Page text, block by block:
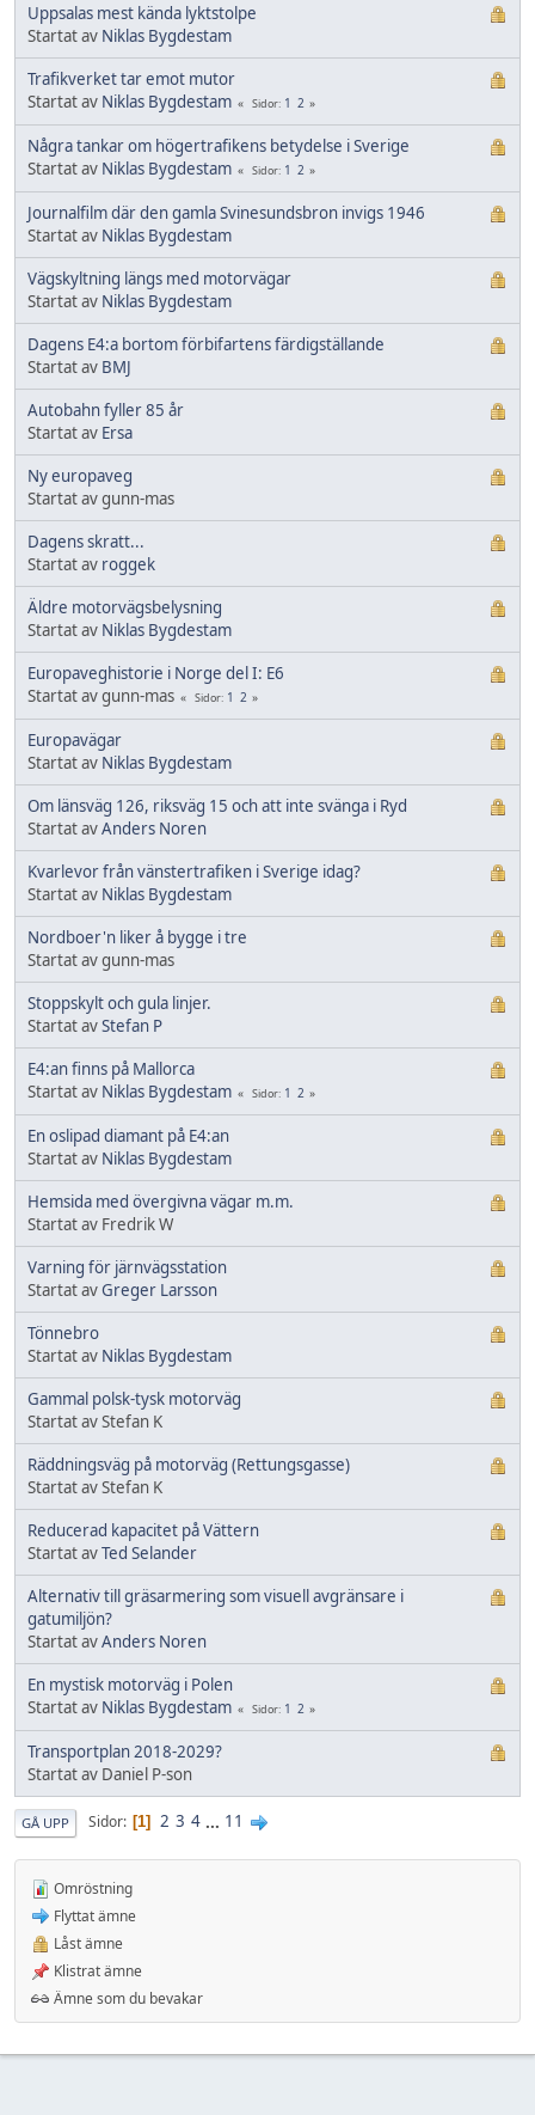
Uppsalas mest kända lyktstolpe
Startat av Niklas Bygdestam
Trafikverket tar emot mutor
Startat av Niklas Bygdestam Sidor 1 2
Några tankar om högertrafikens betydelse i Sverige
Startat av Niklas Bygdestam Sidor 1 2
Journalfilm där den gamla Svinesundsbron invigs 1946
Startat av Niklas Bygdestam
Vägskyltning längs med motorvägar
Startat av Niklas Bygdestam
Dagens E4:a bortom förbifartens färdigställande
Startat av BMJ
Autobahn fyller 85 år
Startat av Ersa
Ny europaveg
Startat av gunn-mas
Dagens skratt...
Startat av roggek
Äldre motorvägsbelysning
Startat av Niklas Bygdestam
Europaveghistorie i Norge del I: E6
Startat av gunn-mas
Sidor 1 2
Europavägar
Startat av Niklas Bygdestam
Om länsväg 126, riksväg 15 och att inte svänga i Ryd
Startat avAnders Noren
Kvarlevor från vänstertrafiken i Sverige idag?
Startat av Niklas Bygdestam
Nordboer'n liker å bygge i tre
Startat av gunn-mas
Stoppskylt och gula linjer.
Startat avStefan P
E4:an finns på Mallorca
Startat av Niklas Bygdestam Sidor 1 2
En oslipad diamant på E4:an
Startat av Niklas Bygdestam
Hemsida med övergivna vägar m.m.
Startat av Fredrik W
Varning för järnvägsstation
Startat avGreger Larsson
Tönnebro
Startat av Niklas Bygdestam
Gammal polsk-tysk motorväg
Startat av Stefan K
Räddningsväg på motorväg (Rettungsgasse)
Startat av Stefan K
Reducerad kapacitet på Vättern
Startat avTed Selander
Alternativ till gräsarmering som visuell avgränsare i
gatumiljön?
Startat avAnders Noren
En mystisk motorväg i Polen
Startat av Niklas Bygdestam Sidor 1 2
Transportplan 2018-2029?
Startat av Daniel P-son
GÅ UPP Sidor 1 2 3 4 ... 11
Omröstning
Flyttat ämne
Låst ämne
Klistrat ämne
Ämne som du bevakar